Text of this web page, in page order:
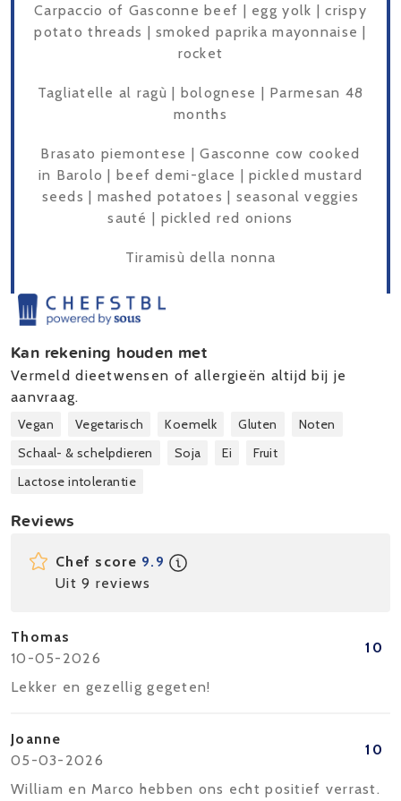
Carpaccio of Gasconne beef | egg yolk | crispy
potato threads | smoked paprika mayonnaise |
rocket
Tagliatelle al ragù | bolognese | Parmesan 48
months
Brasato piemontese | Gasconne cow cooked
in Barolo | beef demi-glace | pickled mustard
seeds | mashed potatoes | seasonal veggies
sauté | pickled red onions
Tiramisù della nonna
Kan rekening houden met
Vermeld dieetwensen of allergieën altijd bij je
aanvraag.
Vegan Vegetarisch Koemelk Gluten
Noten
Schaal- & schelpdieren
Soja Ei
Fruit
Lactose intolerantie
Reviews
Chef score 9.9
Uit 9 reviews
Thomas
10-05-2026
10
Lekker en gezellig gegeten!
Joanne
05-03-2026
10
William en Marco hebben ons echt positief verrast.